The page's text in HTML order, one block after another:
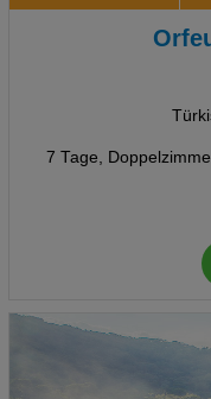
7 Tage,